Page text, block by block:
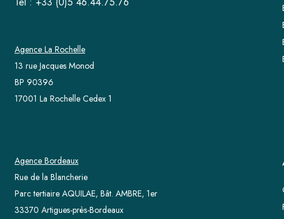
Agence La Rochelle
13 rue Jacques Monod
BP 90396
17001 La Rochelle Cedex 1
Agence Bordeaux
Rue de la Blancherie
Parc tertiaire AQUILAE, Bât. AMBRE, 1er
33370 Artigues-près-Bordeaux